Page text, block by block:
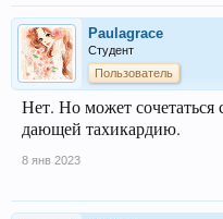
Paulagrace
Студент
Пользователь
Нет. Но может сочетаться
дающей тахикардию.
8 янв 2023